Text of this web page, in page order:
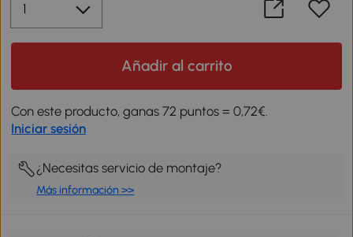
Añadir al carrito
Con este producto, ganas 72 puntos = 0,72€.
Iniciar sesión
¿Necesitas servicio de montaje?
Más información >>